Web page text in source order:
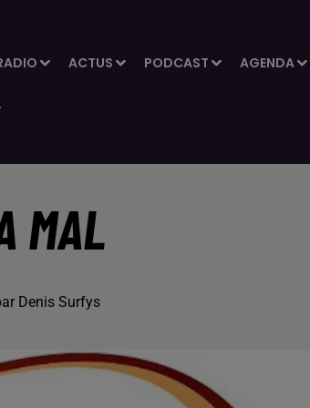
ACTUS PODCAST AGENDA
MAL
Denis Surfys